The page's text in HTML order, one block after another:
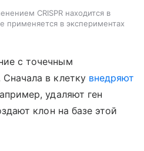
CRISPR находится в
применяется в экспериментах
с точечным
в клетку внедряют
удаляют ген
клон на базе этой